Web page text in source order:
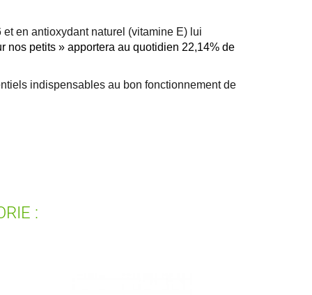
en antioxydant naturel (vitamine E) lui
nos petits » apportera au quotidien 22,14% de
indispensables au bon fonctionnement de
: